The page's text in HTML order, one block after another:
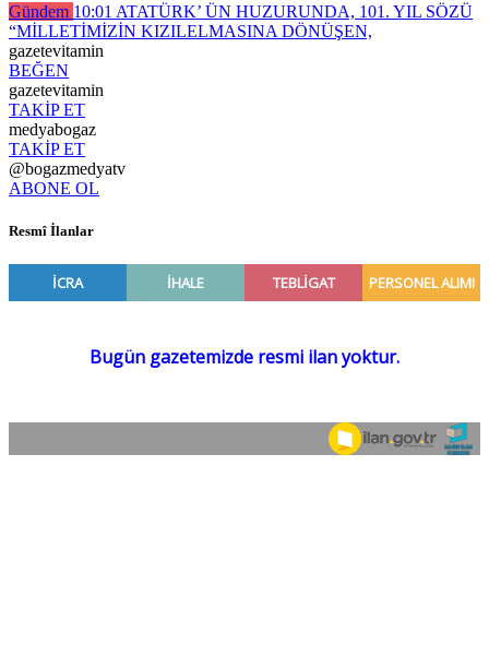
Gündem 10:01 ATATÜRK’ ÜN HUZURUNDA, 101. YIL SÖZÜ
“MİLLETİMİZİN KIZILELMASINA DÖNÜŞEN,
gazetevitamin
BEĞEN
gazetevitamin
TAKİP ET
medyabogaz
TAKİP ET
@bogazmedyatv
ABONE OL
Resmî İlanlar